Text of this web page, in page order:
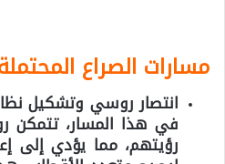
مسارات الصراع
انتصار روسي وتشكيل
في هذا المسار، تتمكن
رؤيتهم، مما يؤدي إلى